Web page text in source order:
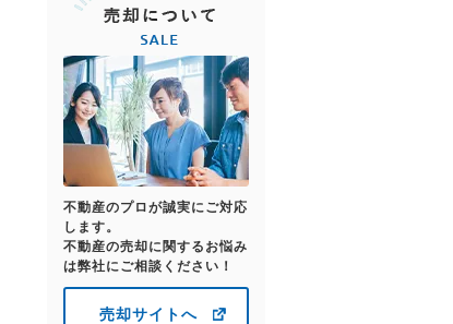
不動産のプロが誠実にご対応
します。
不動産の売却に関するお悩み
は弊社にご相談ください！
売却サイトへ